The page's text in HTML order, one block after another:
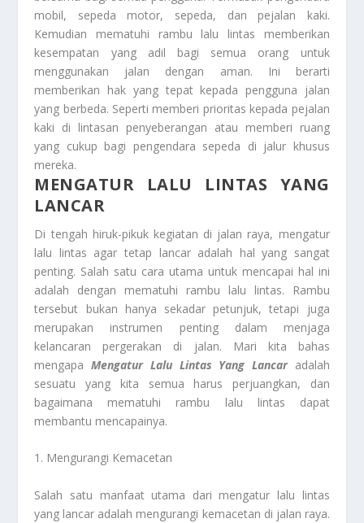
mobil, sepeda motor, sepeda, dan pejalan kaki.
Kemudian mematuhi rambu lalu lintas memberikan
kesempatan yang adil bagi semua orang untuk
menggunakan jalan dengan aman. Ini berarti
memberikan hak yang tepat kepada pengguna jalan
yang berbeda. Seperti memberi prioritas kepada pejalan
kaki di lintasan penyeberangan atau memberi ruang
yang cukup bagi pengendara sepeda di jalur khusus
mereka.
MENGATUR LALU LINTAS YANG
LANCAR
Di tengah hiruk-pikuk kegiatan di jalan raya, mengatur
lalu lintas agar tetap lancar adalah hal yang sangat
penting. Salah satu cara utama untuk mencapai hal ini
adalah dengan mematuhi rambu lalu lintas. Rambu
tersebut bukan hanya sekadar petunjuk, tetapi juga
merupakan instrumen penting dalam menjaga
kelancaran pergerakan di jalan. Mari kita bahas
mengapaMengatur Lalu Lintas Yang Lancaradalah
sesuatu yang kita semua harus perjuangkan, dan
bagaimana mematuhi rambu lalu lintas dapat
membantu mencapainya.
1. Mengurangi Kemacetan
Salah satu manfaat utama dari mengatur lalu lintas
yang lancar adalah mengurangi kemacetan di jalan raya.